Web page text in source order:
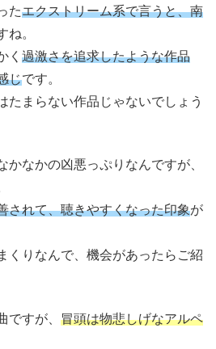
たエクストリーム系で言うと、南
ね。
く 過激さを追求したような作品
じです。
たまらない作品じゃないでしょう
かなかの凶悪っぷりなんですが、
されて、聴きやすくなった印象が
くりなんで、機会があったらご紹
ですが、 冒頭は物悲しげなアルペ